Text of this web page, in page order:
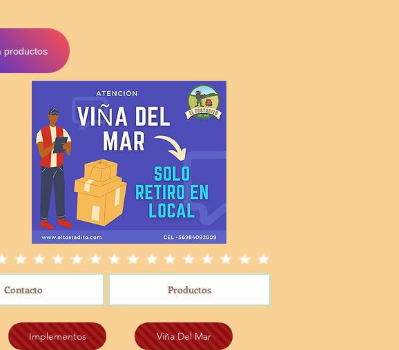
productos
Contacto Productos
Implementos Viña Del Mar